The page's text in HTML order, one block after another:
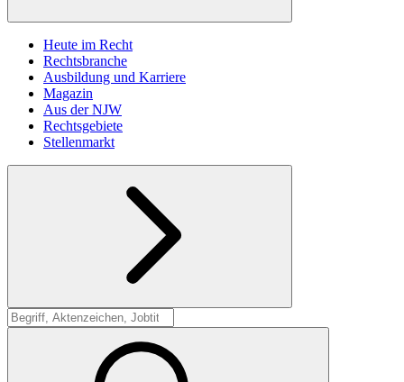
Heute im Recht
Rechtsbranche
Ausbildung und Karriere
Magazin
Aus der NJW
Rechtsgebiete
Stellenmarkt
Suche